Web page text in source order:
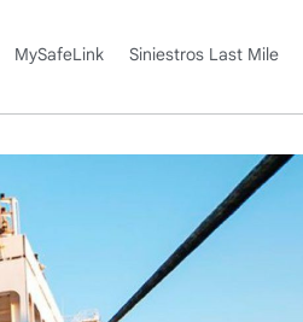
MySafeLink Siniestros Last Mile